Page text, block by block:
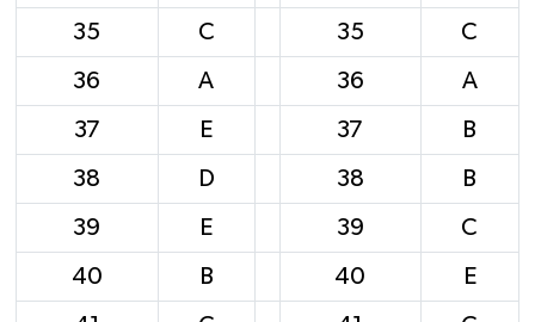
35 C 35 C
36 A 36 A
37 E 37 B
38 D 38 B
39 E 39 C
40 B 40 E